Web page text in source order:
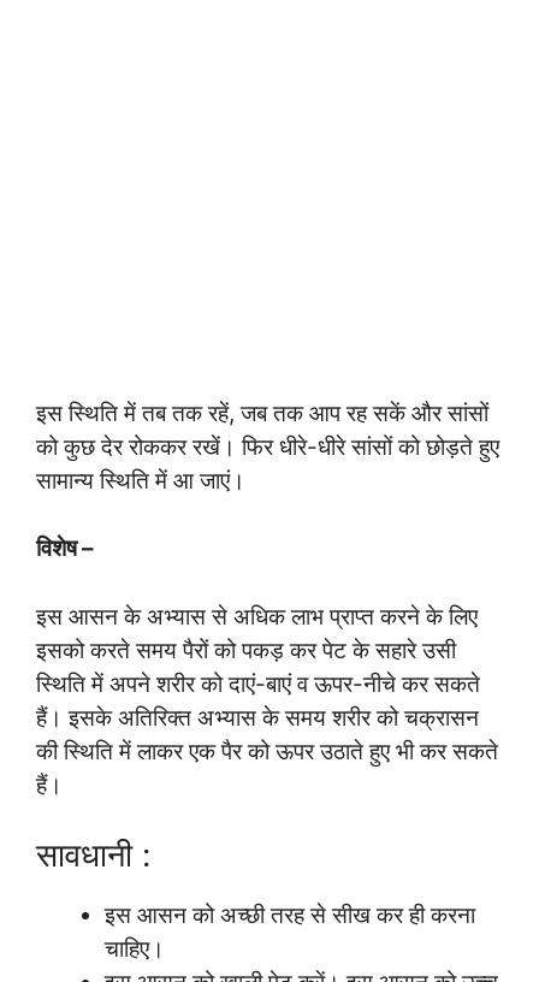
इस स्थिति में तब तक रहें, जब तक आप रह सकें और सांसों
को कुछ देर रोककर रखें। फिर धीरे-धीरे सांसों को छोड़ते हुए
सामान्य स्थिति में आ जाएं।
विशेष –
इस आसन के अभ्यास से अधिक लाभ प्राप्त करने के लिए
इसको करते समय पैरों को पकड़ कर पेट के सहारे उसी
स्थिति में अपने शरीर को दाएं-बाएं व ऊपर-नीचे कर सकते
हैं। इसके अतिरिक्त अभ्यास के समय शरीर को चक्रासन
की स्थिति में लाकर एक पैर को ऊपर उठाते हुए भी कर सकते
हैं।
सावधानी :
इस आसन को अच्छी तरह से सीख कर ही करना
चाहिए।